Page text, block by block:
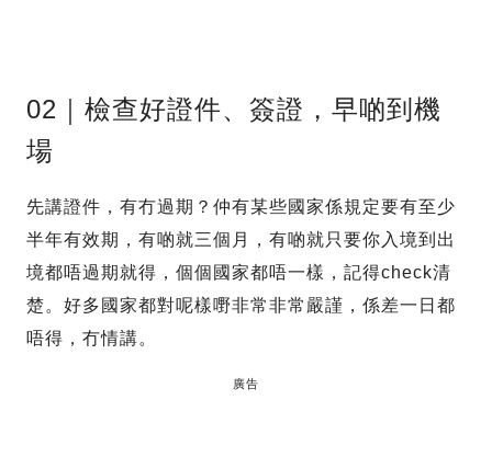
02｜檢查好證件、簽證，早啲到機
場
先講證件，有冇過期？仲有某些國家係規定要有至少
半年有效期，有啲就三個月，有啲就只要你入境到出
境都唔過期就得，個個國家都唔一樣，記得check清
楚。好多國家都對呢樣嘢非常非常嚴謹，係差一日都
唔得，冇情講。
廣告